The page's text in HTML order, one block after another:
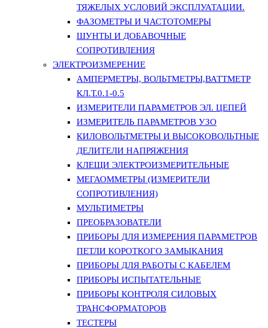
ТЯЖЕЛЫХ УСЛОВИЙ ЭКСПЛУАТАЦИИ.
ФАЗОМЕТРЫ И ЧАСТОТОМЕРЫ
ШУНТЫ И ДОБАВОЧНЫЕ
СОПРОТИВЛЕНИЯ
ЭЛЕКТРОИЗМЕРЕНИЕ
АМПЕРМЕТРЫ, ВОЛЬТМЕТРЫ,ВАТТМЕТР
КЛ.Т.0.1-0.5
ИЗМЕРИТЕЛИ ПАРАМЕТРОВ ЭЛ. ЦЕПЕЙ
ИЗМЕРИТЕЛЬ ПАРАМЕТРОВ УЗО
КИЛОВОЛЬТМЕТРЫ И ВЫСОКОВОЛЬТНЫЕ
ДЕЛИТЕЛИ НАПРЯЖЕНИЯ
КЛЕЩИ ЭЛЕКТРОИЗМЕРИТЕЛЬНЫЕ
МЕГАОММЕТРЫ (ИЗМЕРИТЕЛИ
СОПРОТИВЛЕНИЯ)
МУЛЬТИМЕТРЫ
ПРЕОБРАЗОВАТЕЛИ
ПРИБОРЫ ДЛЯ ИЗМЕРЕНИЯ ПАРАМЕТРОВ
ПЕТЛИ КОРОТКОГО ЗАМЫКАНИЯ
ПРИБОРЫ ДЛЯ РАБОТЫ С КАБЕЛЕМ
ПРИБОРЫ ИСПЫТАТЕЛЬНЫЕ
ПРИБОРЫ КОНТРОЛЯ СИЛОВЫХ
ТРАНСФОРМАТОРОВ
ТЕСТЕРЫ